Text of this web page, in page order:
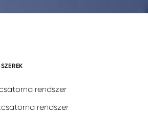
rendszer
rendszer